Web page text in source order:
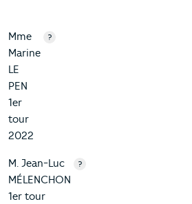
Mme
Marine
LE
PEN
1er
tour
2022
?
M. Jean-Luc
MÉLENCHON
1er tour
?